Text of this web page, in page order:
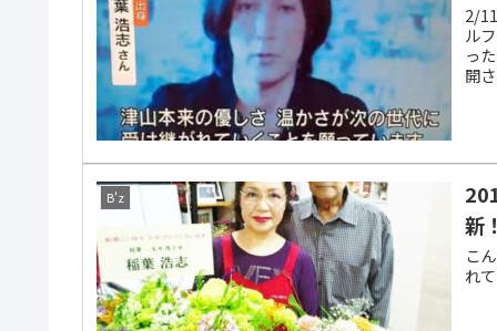
2/
ル
っ
開
B'z
新
こ
れ